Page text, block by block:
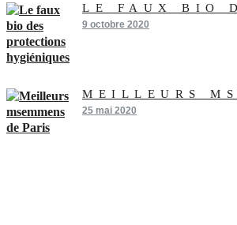
LE FAUX BIO
9 octobre 2020
MEILLEURS
25 mai 2020